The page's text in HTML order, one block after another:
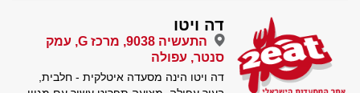
דה ויטו
התעשיה 9038, מרכז G, עמק
סנטר, עפולה
דה ויטו הינה מסעדה איטלקית - חלבית,